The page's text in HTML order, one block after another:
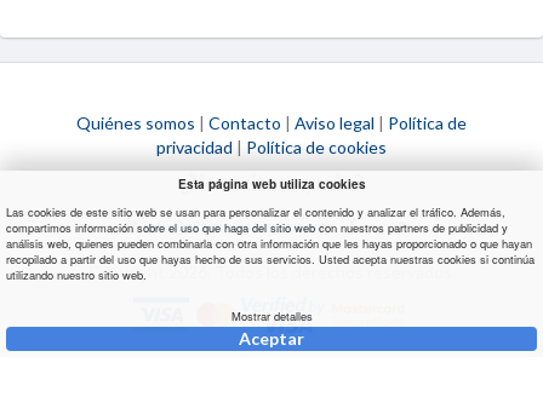
Esta página web utiliza cookies
Las cookies de este sitio web se usan para personalizar el contenido y analizar el tráfico. Además,
compartimos información sobre el uso que haga del sitio web con nuestros partners de publicidad y
análisis web, quienes pueden combinarla con otra información que les hayas proporcionado o que hayan
recopilado a partir del uso que hayas hecho de sus servicios. Usted acepta nuestras cookies si continúa
utilizando nuestro sitio web.
Mostrar detalles
Aceptar
Quiénes somos | Contacto | Aviso legal | Política de
privacidad | Política de cookies
¿Necesitas ayuda?
info@ultimaentrada.com
Copyright 2026. Todos los derechos reservados.